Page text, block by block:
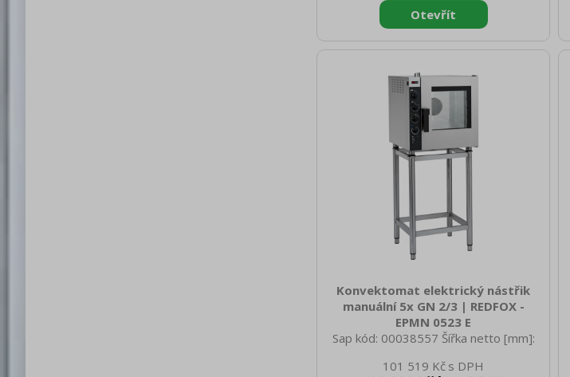
975 Hmotnost brutto [kg]: 140.00 Typ
spotřebiče: Plynové zařízení Konstruční
typ zařízení: S podestavbou Výkon
Piezo+večný plamen Druh připojení
plynu: Propan butan, zemní plyn Stupeň
krytí ovládacích prvků: IPX4 Materiál:
Nerez Kontrolky: chodu a nahřátí Ma
Konvektomat elektrický nástřik
manuální 5x GN 2/3 | REDFOX -
EPMN 0523 E
Sap kód: 00038557 Šířka netto [mm]:
netto [mm]: 643 Hmotnost netto [kg]:
101 519 Kč